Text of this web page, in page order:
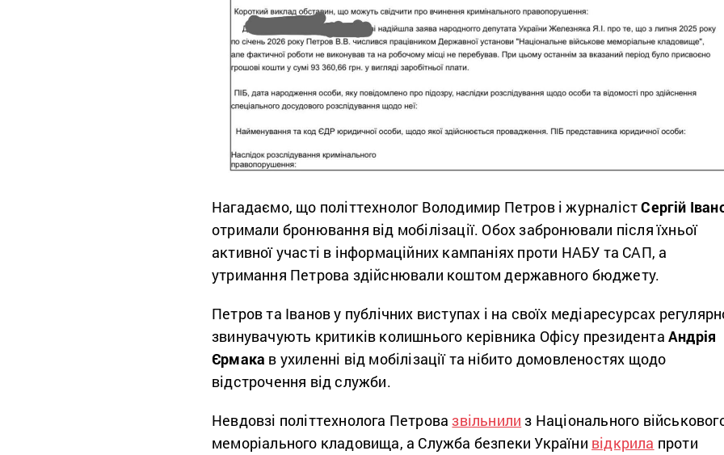
Нагадаємо, що політтехнолог Володимир Петров і журналістСергій
отримали бронювання від мобілізації. Обох забронювали після їхньої
активної участі в інформаційних кампаніях проти НАБУ та САП, а
утримання Петрова здійснювали коштом державного бюджету.
Петров та Іванов у публічних виступах і на своїх медіаресурсах
звинувачують критиків колишнього керівника Офісу президента Андрія
Єрмака в ухиленні від мобілізації та нібито домовленостях щодо
відстрочення від служби.
Невдовзі політтехнолога Петровазвільнили з Національного
меморіального кладовища, а Служба безпеки України відкрила проти